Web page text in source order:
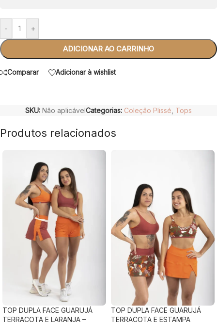
- +
ADICIONAR AO CARRINHO
Comparar Adicionar à wishlist
SKU: Não aplicávelCategorias: Coleção Plissé Tops
Produtos relacionados
TOP DUPLA FACE GUARUJÁ
TERRACOTA E LARANJA –
TOP DUPLA FACE GUARUJÁ
TERRACOTA E ESTAMPA